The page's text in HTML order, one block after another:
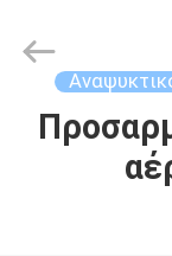
ΣΠΊΤΙ
Products